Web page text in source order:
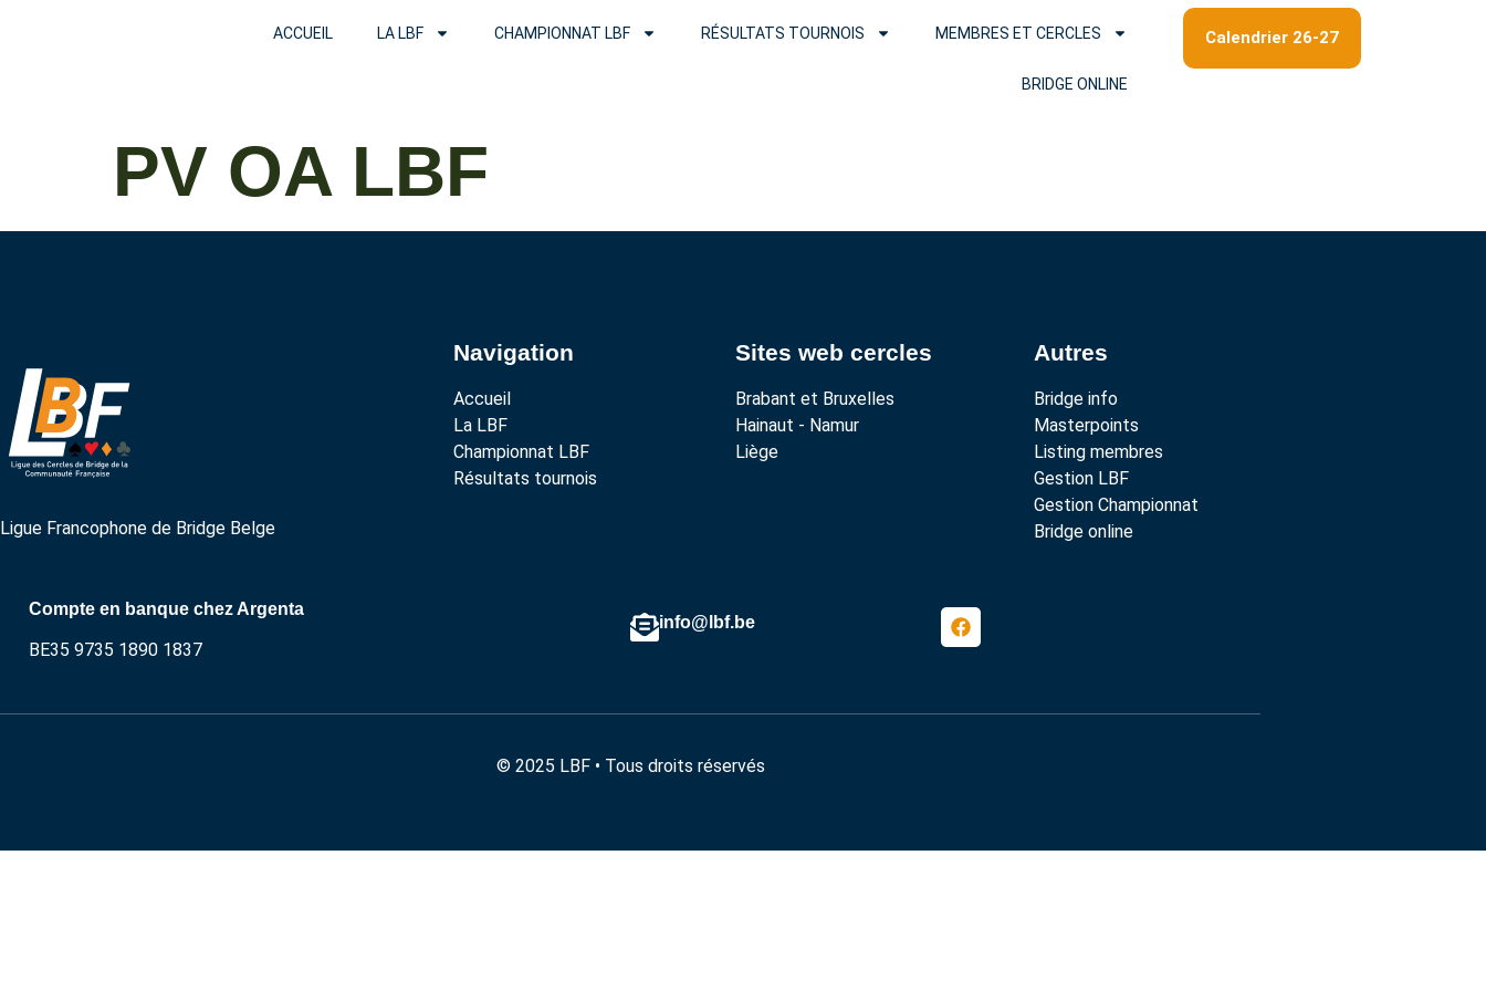
ACCUEIL LA LBF CHAMPIONNAT LBF RÉSULTATS TOURNOIS MEMBRES ET CERCLES
BRIDGE ONLINE
Calendrier 26-27
PV OA LBF
Ligue Francophone de Bridge Belge
Navigation
Accueil
La LBF
Championnat LBF
Résultats tournois
Sites web cercles
Brabant et Bruxelles
Hainaut - Namur
Liège
Autres
Bridge info
Masterpoints
Listing membres
Gestion LBF
Gestion Championnat
Bridge online
Compte en banque chez Argenta
BE35 9735 1890 1837
info@lbf.be
© 2025 LBF • Tous droits réservés